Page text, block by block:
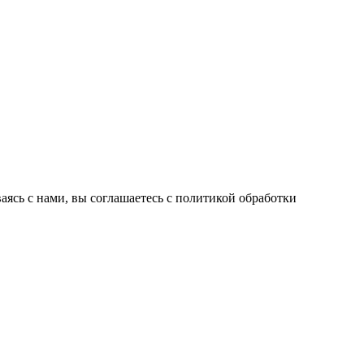
с нами, вы соглашаетесь с политикой обработки